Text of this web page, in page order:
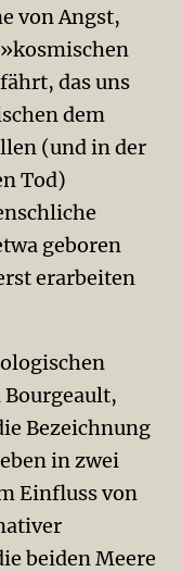
von Angst,
das uns
dem
(und in der
Tod)
geboren
erarbeiten
Bezeichnung
in zwei
Einfluss von
beiden Meere